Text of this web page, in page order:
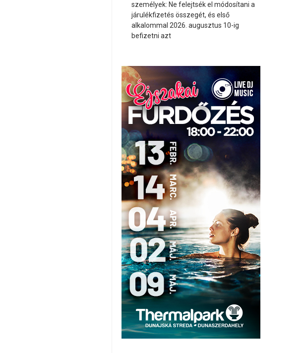
személyek: Ne felejtsék el módosítani a
járulékfizetés összegét, és első
alkalommal 2026. augusztus 10-ig
befizetni azt